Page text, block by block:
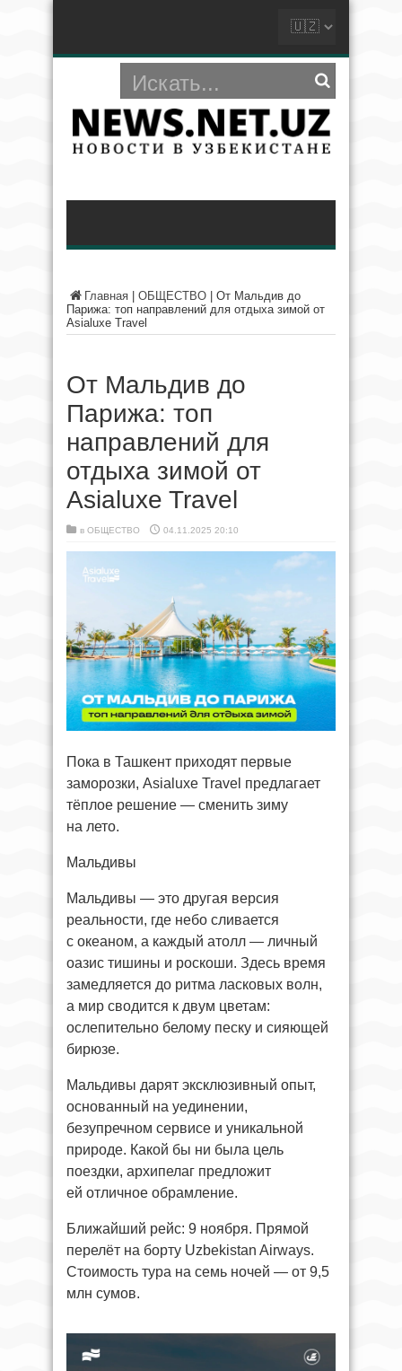
Главная ОБЩЕСТВО
От Мальдив до
Парижа: топ направлений для отдыха зимой от
Asialuxe Travel
От Мальдив до
Парижа: топ
направлений для
отдыха зимой от
Asialuxe Travel
в ОБЩЕСТВО 04.11.2025 20:10
Пока в Ташкент приходят первые
заморозки, Asialuxe Travel предлагает
тёплое решение — сменить зиму
на лето.
Мальдивы
Мальдивы — это другая версия
реальности, где небо сливается
с океаном, а каждый атолл — личный
оазис тишины и роскоши. Здесь время
замедляется до ритма ласковых волн,
а мир сводится к двум цветам:
ослепительно белому песку и сияющей
бирюзе.
Мальдивы дарят эксклюзивный опыт,
основанный на уединении,
безупречном сервисе и уникальной
природе. Какой бы ни была цель
поездки, архипелаг предложит
ей отличное обрамление.
Ближайший рейс: 9 ноября. Прямой
перелёт на борту Uzbekistan Airways.
Стоимость тура на семь ночей — от 9,5
млн сумов.